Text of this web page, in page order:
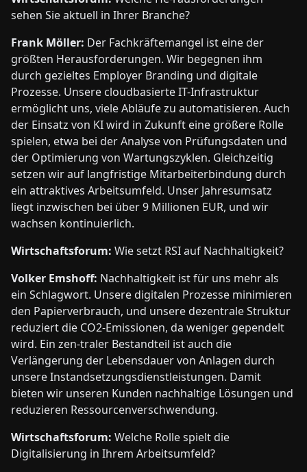
sehen Sie aktuell in Ihrer Branche?
Frank Möller: Der Fachkräftemangel ist eine der
größten Herausforderungen. Wir begegnen ihm
durch gezieltes Employer Branding und digitale
Prozesse. Unsere cloudbasierte IT-Infrastruktur
ermöglicht uns, viele Abläufe zu automatisieren. Auch
der Einsatz von KI wird in Zukunft eine größere Rolle
spielen, etwa bei der Analyse von Prüfungsdaten und
der Optimierung von Wartungszyklen. Gleichzeitig
setzen wir auf langfristige Mitarbeiterbindung durch
ein attraktives Arbeitsumfeld. Unser Jahresumsatz
liegt inzwischen bei über 9 Millionen EUR, und wir
wachsen kontinuierlich.
Wirtschaftsforum: Wie setzt RSI auf Nachhaltigkeit?
Volker Emshoff: Nachhaltigkeit ist für uns mehr als
ein Schlagwort. Unsere digitalen Prozesse minimieren
den Papierverbrauch, und unsere dezentrale Struktur
reduziert die CO2-Emissionen, da weniger gependelt
wird. Ein zen-traler Bestandteil ist auch die
Verlängerung der Lebensdauer von Anlagen durch
unsere Instandsetzungsdienstleistungen. Damit
bieten wir unseren Kunden nachhaltige Lösungen und
reduzieren Ressourcenverschwendung.
Wirtschaftsforum: Welche Rolle spielt die
Digitalisierung in Ihrem Arbeitsumfeld?